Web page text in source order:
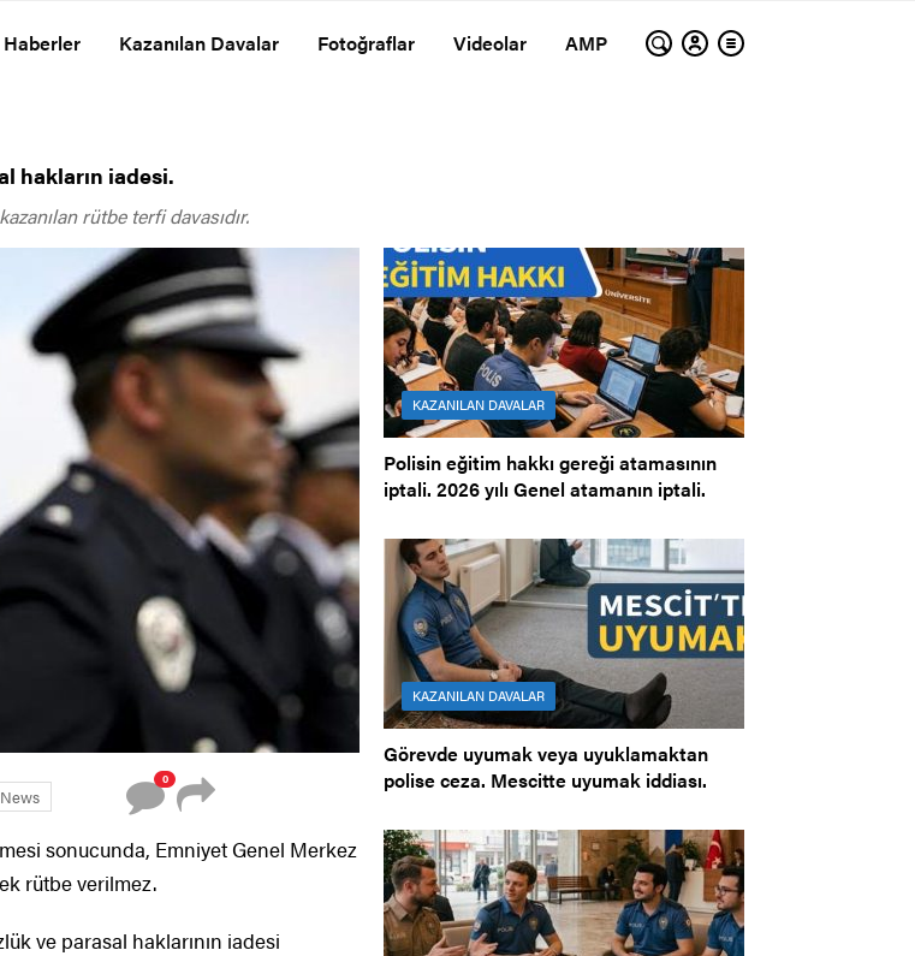
Haberler Kazanılan Davalar Fotoğraflar Videolar AMP
hakların iadesi.
rütbe terfi davasıdır.
News
0
sonucunda, Emniyet Genel Merkez
rütbe verilmez.
ve parasal haklarının iadesi
KAZANILAN DAVALAR
Polisin eğitim hakkı gereği atamasının
iptali. 2026 yılı Genel atamanın iptali.
KAZANILAN DAVALAR
Görevde uyumak veya uyuklamaktan
polise ceza. Mescitte uyumak iddiası.